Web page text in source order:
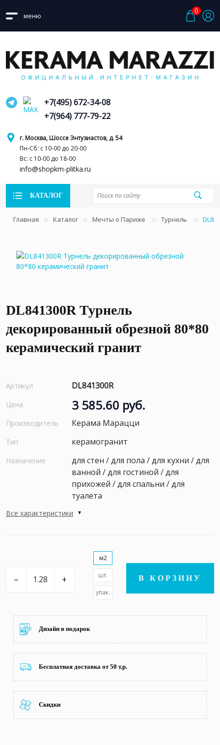
меню
0
г. Москва, Шоссе Энтузиастов, д. 54
Пн-Сб: с 10-00 до 20-00
Вс: с 10-00 до 18-00
info@shopkm-plitka.ru
+7(495) 672-34-08
+7(964) 777-79-22
КАТАЛОГ
Главная Каталог Мечты о Париже Турнель
DL841300R Турнель
декорированный обрезной 80*80
керамический гранит
Артикул DL841300R
Цена 3 585.60 руб.
Производитель Керама Марацци
Тип керамогранит
Назначение
для стен / для пола / для кухни / для
ванной / для гостиной / для
прихожей / для спальни / для
туалета
Все характеристики
– +
м2
шт.
упак.
В КОРЗИНУ
Дизайн в подарок
Бесплатная доставка от 50 т.р.
Скидки